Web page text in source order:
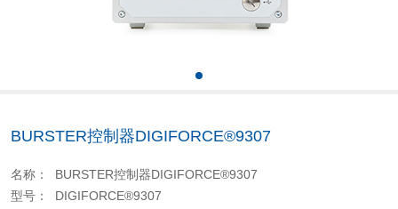
BURSTER控制器DIGIFORCE®9307
名称： BURSTER控制器DIGIFORCE®9307
型号： DIGIFORCE®9307